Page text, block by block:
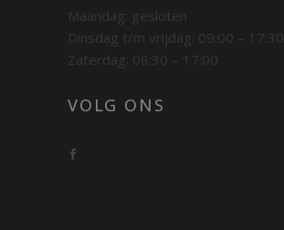
Maandag: gesloten
Dinsdag t/m vrijdag: 09:00 – 17:30
Zaterdag: 08:30 – 17:00
VOLG ONS